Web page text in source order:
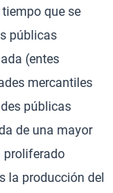
que se
públicas
(entes
mercantiles
públicas
de una mayor
proliferado
la producción del